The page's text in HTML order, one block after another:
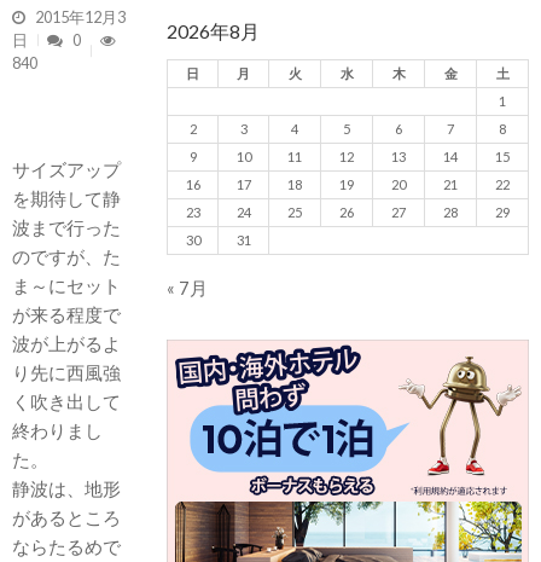
2015年12月3
日
0
840
サイズアップ
を期待して静
波まで行った
のですが、た
ま～にセット
が来る程度で
波が上がるよ
り先に西風強
く吹き出して
終わりまし
た。
静波は、地形
があるところ
ならたるめで
2026年8月
日 月 火 水 木 金
土
1
2
3 4 5 6 7
8
9
10 11 12 13 14
15
16
17 18 19 20 21
22
23
24 25 26 27 28
29
30
31
« 7月